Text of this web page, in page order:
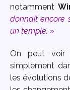
notamment
donnait encore
un temple. »
On peut voir
simplement
les évolutions